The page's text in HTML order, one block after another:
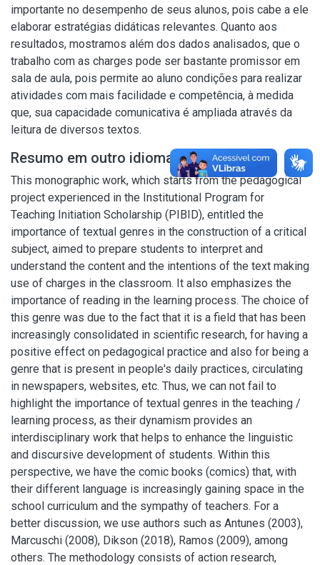
importante no desempenho de seus alunos, pois cabe a ele
elaborar estratégias didáticas relevantes. Quanto aos
resultados, mostramos além dos dados analisados, que o
trabalho com as charges pode ser bastante promissor em
sala de aula, pois permite ao aluno condições para realizar
atividades com mais facilidade e competência, à medida
que, sua capacidade comunicativa é ampliada através da
leitura de diversos textos.
Resumo em outro idioma
This monographic work, which starts from the pedagogical
project experienced in the Institutional Program for
Teaching Initiation Scholarship (PIBID), entitled the
importance of textual genres in the construction of a critical
subject, aimed to prepare students to interpret and
understand the content and the intentions of the text making
use of charges in the classroom. It also emphasizes the
importance of reading in the learning process. The choice of
this genre was due to the fact that it is a field that has been
increasingly consolidated in scientific research, for having a
positive effect on pedagogical practice and also for being a
genre that is present in people's daily practices, circulating
in newspapers, websites, etc. Thus, we can not fail to
highlight the importance of textual genres in the teaching /
learning process, as their dynamism provides an
interdisciplinary work that helps to enhance the linguistic
and discursive development of students. Within this
perspective, we have the comic books (comics) that, with
their different language is increasingly gaining space in the
school curriculum and the sympathy of teachers. For a
better discussion, we use authors such as Antunes (2003),
Marcuschi (2008), Dikson (2018), Ramos (2009), among
others. The methodology consists of action research,